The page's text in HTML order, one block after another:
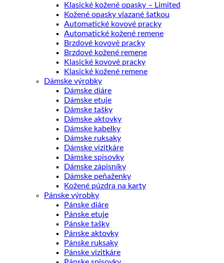
Klasické kožené opasky – Limited
Kožené opasky viazané šatkou
Automatické kovové pracky
Automatické kožené remene
Brzdové kovové pracky
Brzdové kožené remene
Klasické kovové pracky
Klasické kožené remene
Dámske výrobky
Dámske diáre
Dámske etuje
Dámske tašky
Dámske aktovky
Dámske kabelky
Dámske ruksaky
Dámske vizitkáre
Dámske spisovky
Dámske zápisníky
Dámske peňaženky
Kožené púzdra na karty
Pánske výrobky
Pánske diáre
Pánske etuje
Pánske tašky
Pánske aktovky
Pánske ruksaky
Pánske vizitkáre